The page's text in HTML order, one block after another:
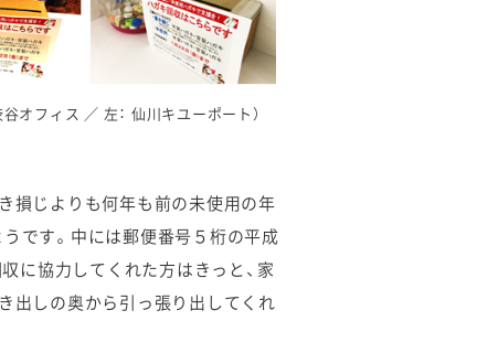
谷オフィス ／ 左： 仙川キユーポート）
損じよりも何年も前の未使用の年
です。中には郵便番号５桁の平成
収に協力してくれた方はきっと、家
出しの奥から引っ張り出してくれ